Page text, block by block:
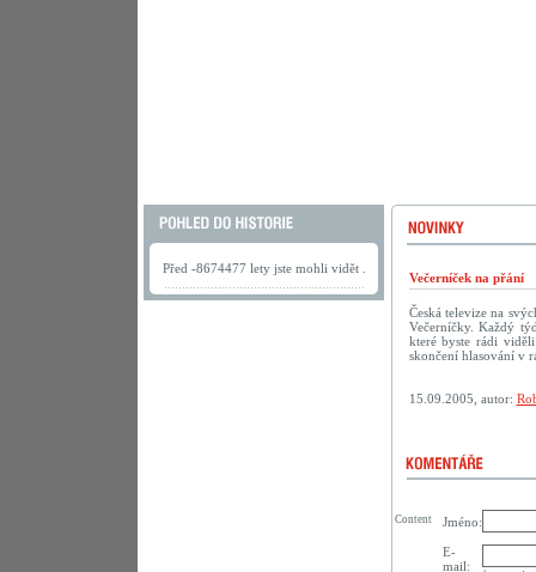
Před -8674477 lety jste mohli vidět .
Večerníček na přání
Česká televize na
Večerníčky. Každý
které byste rádi
skončení hlasování v
15.09.2005, autor:
Jméno:
E-
mail:
Content